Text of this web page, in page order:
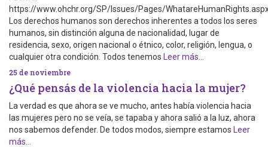
https://www.ohchr.org/SP/Issues/Pages/
Los derechos humanos son derechos inherentes a todos los seres
humanos, sin distinción alguna de nacionalidad, lugar de
residencia, sexo, origen nacional o étnico, color, religión, lengua, o
cualquier otra condición. Todos tenemos Leer más…
25 de noviembre
¿Qué pensás de la violencia hacia la mujer?
La verdad es que ahora se ve mucho, antes había violencia hacia
las mujeres pero no se veía, se tapaba y ahora salió a la luz, ahora
nos sabemos defender. De todos modos, siempre estamos Leer
más…